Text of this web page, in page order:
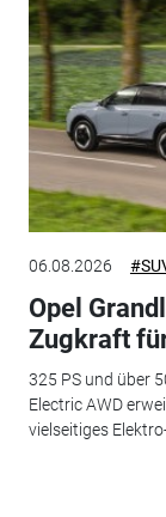
06.08.2026
Opel
Zugkraft
325 PS und über
Electric AWD
vielseitiges